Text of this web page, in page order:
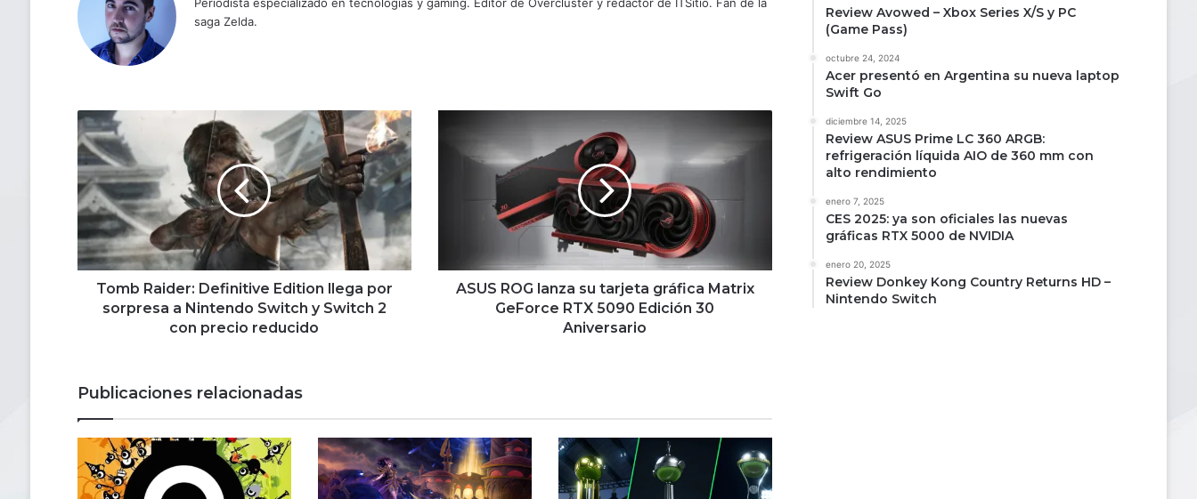
Periodista especializado en tecnologías y gaming. Editor de Overcluster y redactor de ITSitio. Fan de la
saga Zelda.
Tomb
Raider:
Definitive
Edition
llega
por
sorpresa
a
Nintendo
Switch
reducido
Tomb Raider: Definitive Edition llega por
sorpresa a Nintendo Switch y Switch 2
con precio reducido
lanza
RTX
5090ASUS ROG lanza su tarjeta gráfica Matrix
GeForce RTX 5090 Edición 30
Aniversario
Publicaciones relacionadas
Review Avowed – Xbox Series X/S y PC
(Game Pass)
octubre 24, 2024
Acer presentó en Argentina su nueva laptop
Swift Go
diciembre 14, 2025
Review ASUS Prime LC 360 ARGB:
refrigeración líquida AIO de 360 mm con
alto rendimiento
enero 7, 2025
CES 2025: ya son oficiales las nuevas
gráficas RTX 5000 de NVIDIA
enero 20, 2025
Review Donkey Kong Country Returns HD –
Nintendo Switch